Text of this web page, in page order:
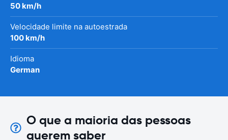
50 km/h
Velocidade limite na autoestrada
100 km/h
Idioma
German
O que a maioria das pessoas
querem saber